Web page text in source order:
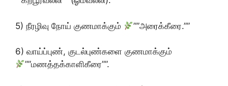
5) நீரழிவு நோய் குணமாக்கும் ””அரைக்கீரை.””
6) வாய்ப்புண், குடல்புண்களை குணமாக்கும்
””மணத்தக்காளிகீரை””.